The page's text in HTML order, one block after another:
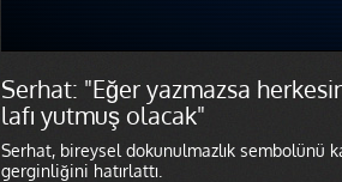
Serhat: "Eğer yazmazsa
lafı yutmuş olacak"
Serhat, bireysel dokunulmazlık sembolünü
gerginliğini hatırlattı.